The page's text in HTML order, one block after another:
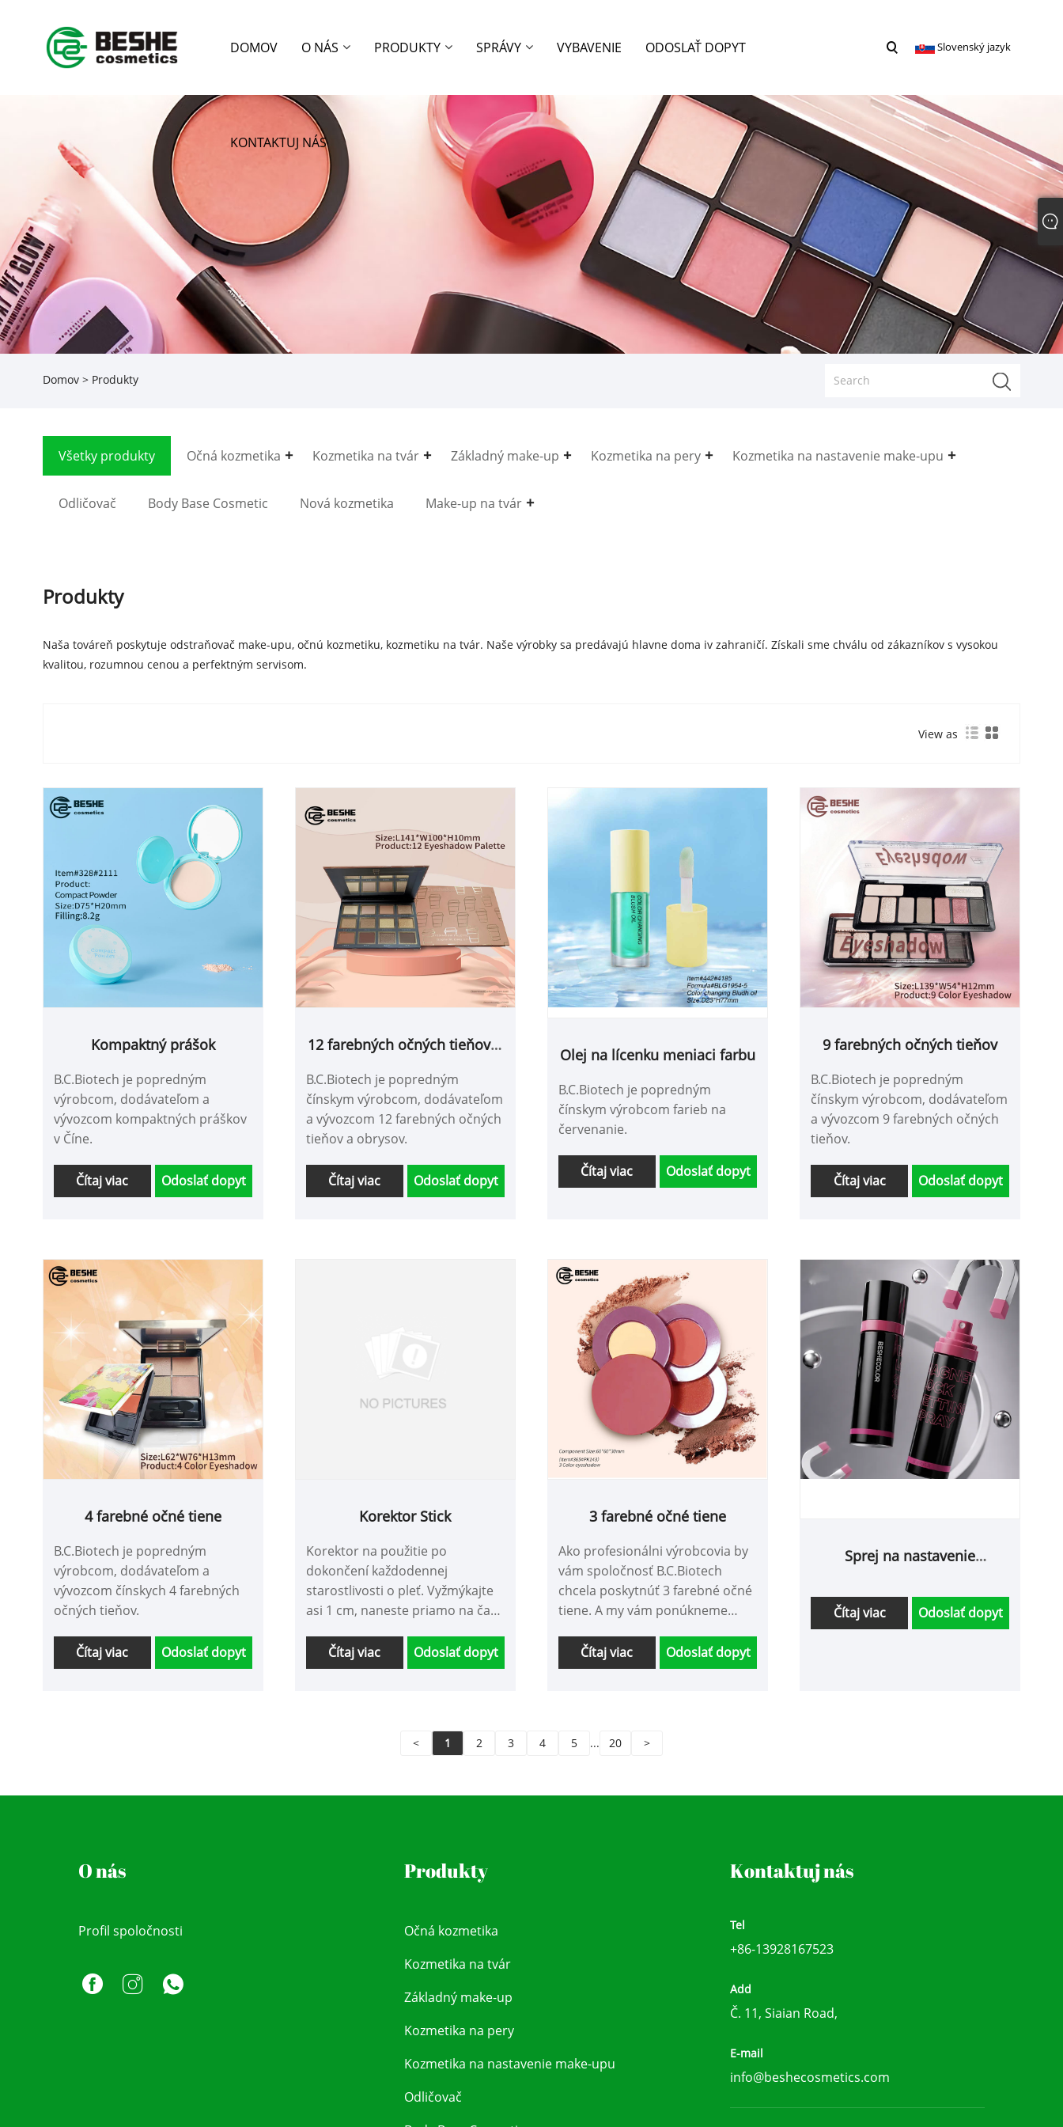
DOMOV O NÁS PRODUKTY SPRÁVY VYBAVENIE ODOSLAŤ DOPYT
KONTAKTUJ NÁS
Slovenský jazyk
Domov > Produkty
Všetky produkty Očná kozmetika Kozmetika na tvár Základný make-up Kozmetika na pery Kozmetika na nastavenie make-upu
Odličovač Body Base Cosmetic Nová kozmetika Make-up na tvár
Produkty
Naša továreň poskytuje odstraňovač make-upu, očnú kozmetiku, kozmetiku na tvár. Naše výrobky sa predávajú hlavne doma iv zahraničí. Získali sme chválu od zákazníkov s vysokou
kvalitou, rozumnou cenou a perfektným servisom.
View as
Kompaktný prášok
B.C.Biotech je popredným
výrobcom, dodávateľom a
vývozcom kompaktných práškov
v Číne.
Čítaj viac Odoslať dopyt
12 farebných očných tieňov a
B.C.Biotech je popredným
čínskym výrobcom, dodávateľom
a vývozcom 12 farebných očných
tieňov a obrysov.
Čítaj viac Odoslať dopyt
Olej na lícenku meniaci farbu
B.C.Biotech je popredným
čínskym výrobcom farieb na
červenanie.
Čítaj viac Odoslať dopyt
9 farebných očných tieňov
B.C.Biotech je popredným
čínskym výrobcom, dodávateľom
a vývozcom 9 farebných očných
tieňov.
Čítaj viac Odoslať dopyt
4 farebné očné tiene
B.C.Biotech je popredným
výrobcom, dodávateľom a
vývozcom čínskych 4 farebných
očných tieňov.
Čítaj viac Odoslať dopyt
Korektor Stick
Korektor na použitie po
dokončení každodennej
starostlivosti o pleť. Vyžmýkajte
asi 1 cm, naneste priamo na časť,
prstov jemne roztiahnite, aby ste
dosiahli efekt úpravy jaziev a
Čítaj viac Odoslať dopyt
3 farebné očné tiene
Ako profesionálni výrobcovia by
vám spoločnosť B.C.Biotech
chcela poskytnúť 3 farebné očné
tiene. A my vám ponúkneme
včasné dodanie.
Čítaj viac Odoslať dopyt
Sprej na nastavenie
Čítaj viac Odoslať dopyt
< 1 2 3 4 5 ... 20 >
O nás
Profil spoločnosti
Produkty
Očná kozmetika
Kozmetika na tvár
Základný make-up
Kozmetika na pery
Kozmetika na nastavenie make-upu
Odličovač
Kontaktuj nás
Tel
+86-13928167523
Add
Č. 11, Siaian Road,
E-mail
info@beshecosmetics.com